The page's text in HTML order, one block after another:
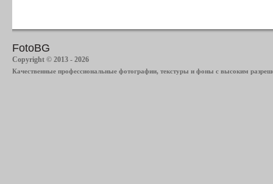
FotoBG
Copyright © 2013 - 2026
Качественные профессиональные фотографии, текстуры и фоны с высоким